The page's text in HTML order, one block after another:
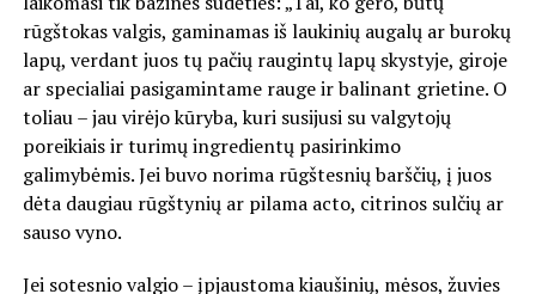
rūgštokas valgis, gaminamas iš laukinių augalų ar burokų
lapų, verdant juos tų pačių raugintų lapų skystyje, giroje
ar specialiai pasigamintame rauge ir balinant grietine. O
toliau – jau virėjo kūryba, kuri susijusi su valgytojų
poreikiais ir turimų ingredientų pasirinkimo
galimybėmis. Jei buvo norima rūgštesnių barščių, į juos
dėta daugiau rūgštynių ar pilama acto, citrinos sulčių ar
sauso vyno.
Jei sotesnio valgio – įpjaustoma kiaušinių, mėsos, žuvies